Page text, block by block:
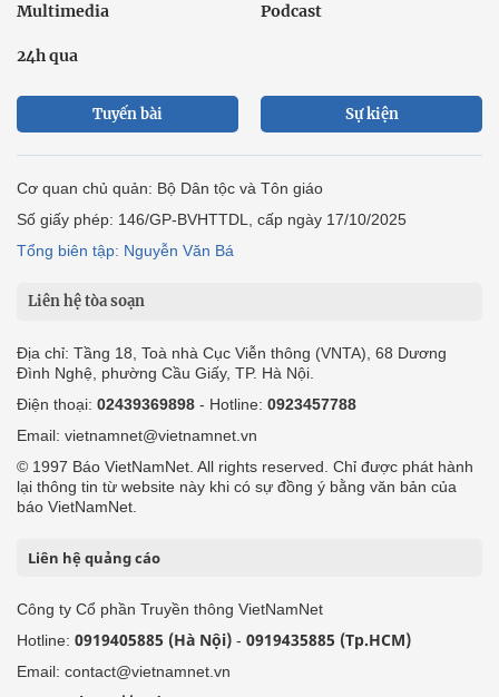
Multimedia Podcast
24h qua
Tuyến bài Sự kiện
Cơ quan chủ quản: Bộ Dân tộc và Tôn giáo
Số giấy phép: 146/GP-BVHTTDL, cấp ngày 17/10/2025
Tổng biên tập: Nguyễn Văn Bá
Liên hệ tòa soạn
Địa chỉ: Tầng 18, Toà nhà Cục Viễn thông (VNTA), 68 Dương
Đình Nghệ, phường Cầu Giấy, TP. Hà Nội.
Điện thoại: 02439369898 - Hotline: 0923457788
Email: vietnamnet@vietnamnet.vn
© 1997 Báo VietNamNet. All rights reserved. Chỉ được phát hành
lại thông tin từ website này khi có sự đồng ý bằng văn bản của
báo VietNamNet.
Liên hệ quảng cáo
Công ty Cổ phần Truyền thông VietNamNet
Hotline: 0919405885 (Hà Nội) - 0919435885 (Tp.HCM)
Email: contact@vietnamnet.vn